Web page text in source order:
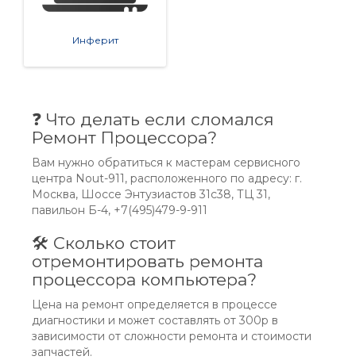
Инферит
❓ Что делать если сломался
Ремонт Процессора?
Вам нужно обратиться к мастерам сервисного
центра Nout-911, расположенного по адресу: г.
Москва, Шоссе Энтузиастов 31с38, ТЦ 31,
павильон Б-4, +7(495)479-9-911
🛠 Сколько стоит
отремонтировать ремонта
процессора компьютера?
Цена на ремонт определяется в процессе
диагностики и может составлять от 300р в
зависимости от сложности ремонта и стоимости
запчастей.